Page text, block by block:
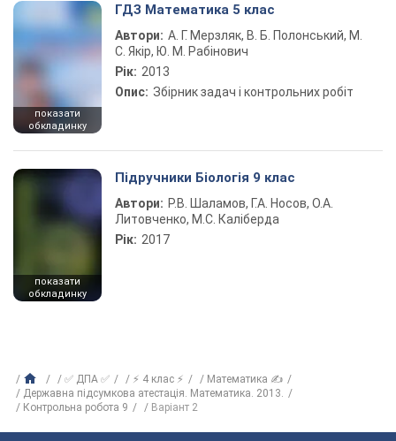
показати
обкладинку
ГДЗ Математика 5 клас
Автори: А. Г. Мерзляк, В. Б. Полонський, М.
С. Якір, Ю. М. Рабінович
Рік: 2013
Опис: Збірник задач і контрольних робіт
показати
обкладинку
Підручники Біологія 9 клас
Автори: Р.В. Шаламов, Г.А. Носов, О.А.
Литовченко, М.С. Каліберда
Рік: 2017
✅ ДПА ✅ ⚡ 4 клас ⚡
Математика ✍
Державна підсумкова атестація. Математика. 2013.
Контрольна робота 9
Варіант 2